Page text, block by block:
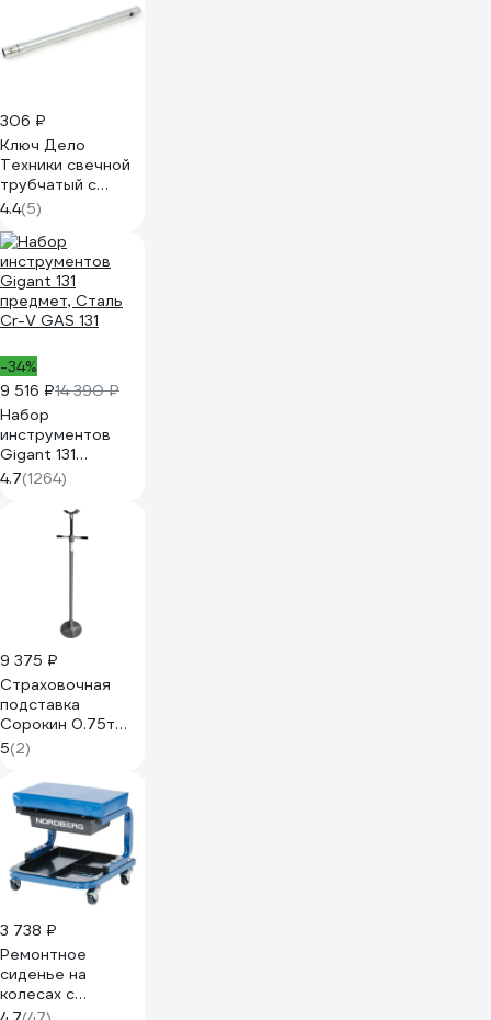
306 ₽
Ключ Дело
Техники свечной
трубчатый с
магнитом
двенадцатигранный
14×250 мм 547254
4.4(5)
-34%
9 516 ₽14 390 ₽
Набор
инструментов
Gigant 131
предмет, Сталь
Cr-V GAS 131
4.7(1264)
9 375 ₽
Страховочная
подставка
Сорокин 0.75т
3.830
5(2)
3 738 ₽
Ремонтное
сиденье на
колесах с
выдвижным